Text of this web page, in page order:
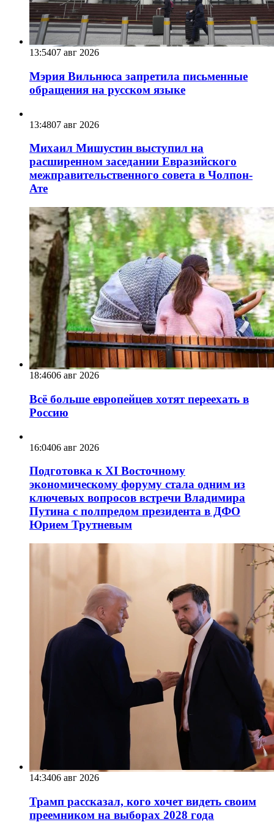
13:5407 авг 2026
Мэрия Вильнюса запретила письменные
обращения на русском языке
13:4807 авг 2026
Михаил Мишустин выступил на
расширенном заседании Евразийского
межправительственного совета в Чолпон-
Ате
18:4606 авг 2026
Всё больше европейцев хотят переехать в
Россию
16:0406 авг 2026
Подготовка к XI Восточному
экономическому форуму стала одним из
ключевых вопросов встречи Владимира
Путина с полпредом президента в ДФО
Юрием Трутневым
14:3406 авг 2026
Трамп рассказал, кого хочет видеть своим
преемником на выборах 2028 года